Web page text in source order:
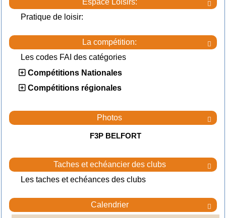

Espace Loisirs:
Pratique de loisir:

La compétition:
Les codes FAI des catégories
Compétitions Nationales
Compétitions régionales

Photos
F3P BELFORT

Taches et echéancier des clubs
Les taches et echéances des clubs

Calendrier